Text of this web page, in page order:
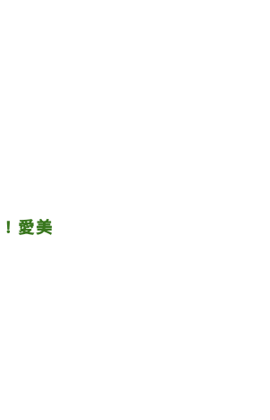
！愛美